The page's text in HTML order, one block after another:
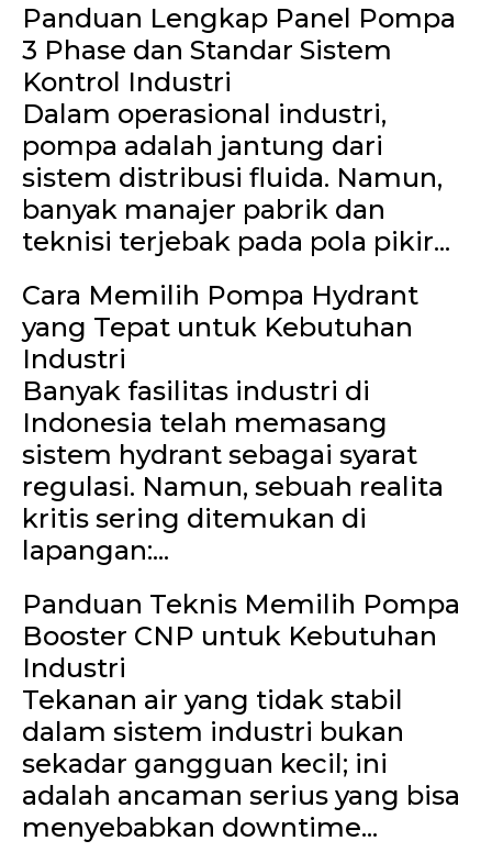
Panduan Lengkap Panel Pompa
3 Phase dan Standar Sistem
Kontrol Industri
Dalam operasional industri,
pompa adalah jantung dari
sistem distribusi fluida. Namun,
banyak manajer pabrik dan
teknisi terjebak pada pola pikir...
Cara Memilih Pompa Hydrant
yang Tepat untuk Kebutuhan
Industri
Banyak fasilitas industri di
Indonesia telah memasang
sistem hydrant sebagai syarat
regulasi. Namun, sebuah realita
kritis sering ditemukan di
lapangan:...
Panduan Teknis Memilih Pompa
Booster CNP untuk Kebutuhan
Industri
Tekanan air yang tidak stabil
dalam sistem industri bukan
sekadar gangguan kecil; ini
adalah ancaman serius yang bisa
menyebabkan downtime...